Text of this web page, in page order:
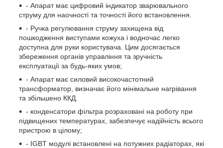
- Апарат має цифровий індикатор зварювального
струму для наочності та точності його встановлення.
- Ручка регулювання струму захищена від
пошкодження виступами кожуха і водночас легко
доступна для руки користувача. Цим досягається
збереження органів управління та зручність
експлуатації за будь-яких умов;
- Апарат має силовий високочастотний
трансформатор, визначає його мінімальне нагрівання
та збільшено ККД.
- конденсатори фільтра розраховані на роботу при
підвищених температурах, забезпечує надійність всього
пристрою в цілому;
- IGBT модулі встановлені на потужних радіаторах, які